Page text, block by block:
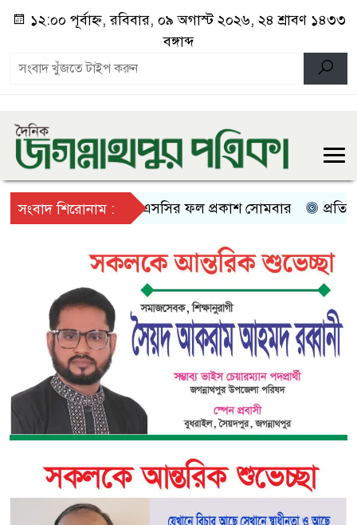
১২:০০ পূর্বাহ্ন, রবিবার, ০৯ অগাস্ট ২০২৬, ২৪ শ্রাবণ ১৪৩৩
বঙ্গাব্দ
সংবাদ শিরোনাম :এসএসসির ফল প্রকাশ সোমবার